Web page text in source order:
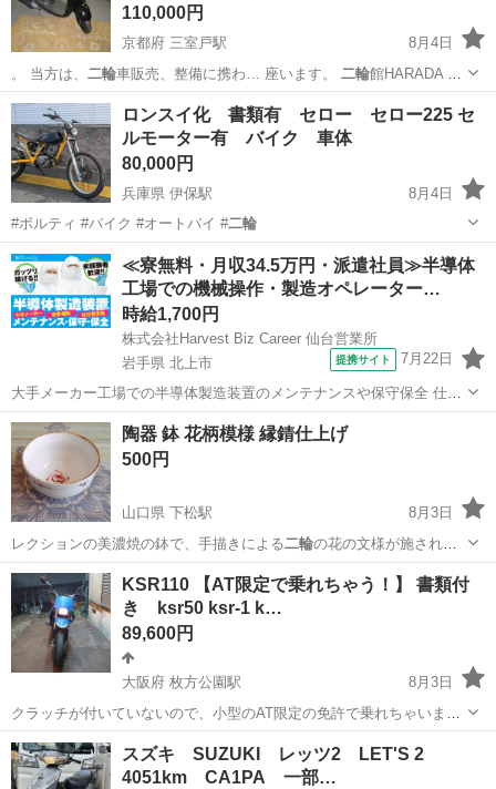
110,000円
京都府 三室戸駅
8月4日
。 当方は、 二輪車販売、整備に携わ… 座います。 二輪館HARADA …
間が有りましたら、二輪館HARADAで検…
京都 宇治市 三室戸駅 ヤマハ
ロンスイ化 書類有 セロー セロー225 セ
ルモーター有 バイク 車体
80,000円
兵庫県 伊保駅
8月4日
#ボルティ #バイク #オートバイ #二輪
兵庫 高砂市 伊保駅 ヤマハ
≪寮無料・月収34.5万円・派遣社員≫半導体
工場での機械操作・製造オペレーター…
時給1,700円
株式会社Harvest Biz Career 仙台営業所
岩手県 北上市
提携サイト 7月22日
大手メーカー工場での半導体製造装置のメンテナンスや保守保全 仕事
内容 ＼フラッシュメモリの製造を行う工場で半導体製造装置の保守・
点検のお仕事／ 新工場新設に伴い、請負現場の立ち上げを行います！
※立ち上げ時期目安：2...
岩手 北上市 その他
陶器 鉢 花柄模様 縁錆仕上げ
500円
山口県 下松駅
8月3日
レクションの美濃焼の鉢で、手描きによる二輪の花の文様が施されて
います。日本の伝統…
山口 下松市 食器
KSR110 【AT限定で乗れちゃう！】 書類付
き ksr50 ksr-1 k…
89,600円
大阪府 枚方公園駅
8月3日
クラッチが付いていないので、小型のAT限定の免許で乗れちゃいま
す！ 新品部品 シート張り替え済み 非常に調子いいで
す！ キック一発です！吹け上がりも良好です！ 走行距離45628キ
ロ！！ プラグ交換な...
大阪 高槻市 枚方公園駅
スズキ SUZUKI レッツ2 LET'S 2
4051km CA1PA 一部…